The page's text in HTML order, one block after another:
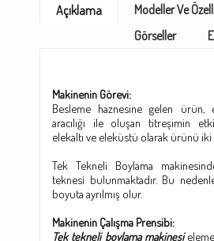
Açıklama
Modeller Ve
Görseller
Makinenin Görevi:
Besleme haznesine gelen ürün,
aracılığı ile oluşan titreşimin
elekaltı ve eleküstü olarak ürünü iki
Tek Tekneli Boylama
teknesi bulunmaktadır. Bu
boyuta ayrılmış olur.
Makinenin Çalışma Prensibi:
Tek tekneli boylama makinesi